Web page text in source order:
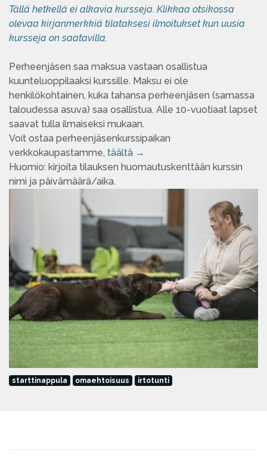
Tällä hetkellä ei alkavia kursseja. Klikkaa otsikossa
olevaa kirjanmerkkiä tilataksesi ilmoitukset kun uusia
kursseja on saatavilla.
Perheenjäsen saa maksua vastaan osallistua
kuunteluoppilaaksi kurssille. Maksu ei ole
henkilökohtainen, kuka tahansa perheenjäsen (samassa
taloudessa asuva) saa osallistua. Alle 10-vuotiaat lapset
saavat tulla ilmaiseksi mukaan.
Voit ostaa perheenjäsenkurssipaikan
verkkokaupastamme, täältä →
Huomio: kirjoita tilauksen huomautuskenttään kurssin
nimi ja päivämäärä/aika.
starttinappula omaehtoisuus irtotunti